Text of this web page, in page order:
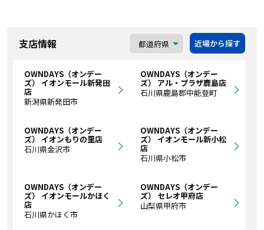
支店情報 近場から探す
OWNDAYS（オンデー
ズ） イオンモール新発田
店
新潟県新発田市
OWNDAYS（オンデー
ズ） アル・プラザ鹿島店
石川県鹿島郡中能登町
OWNDAYS（オンデー
ズ） イオンもりの里店
石川県金沢市
OWNDAYS（オンデー
ズ） イオンモール新小松
店
石川県小松市
OWNDAYS（オンデー
ズ） イオンモールかほく
店
石川県かほく市
OWNDAYS（オンデー
ズ） セレオ甲府店
山梨県甲府市